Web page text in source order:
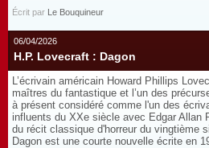
Écrit par Le Bouquineur
06/04/2026
H.P. Lovecraft : Dagon
L’écrivain américain Howard Phillips
maîtres du fantastique et l’un des
à présent considéré comme l'un des
influents du XXe siècle avec Edgar Allan
du récit classique d'horreur du vingtième
Dagon est une courte nouvelle écrite en